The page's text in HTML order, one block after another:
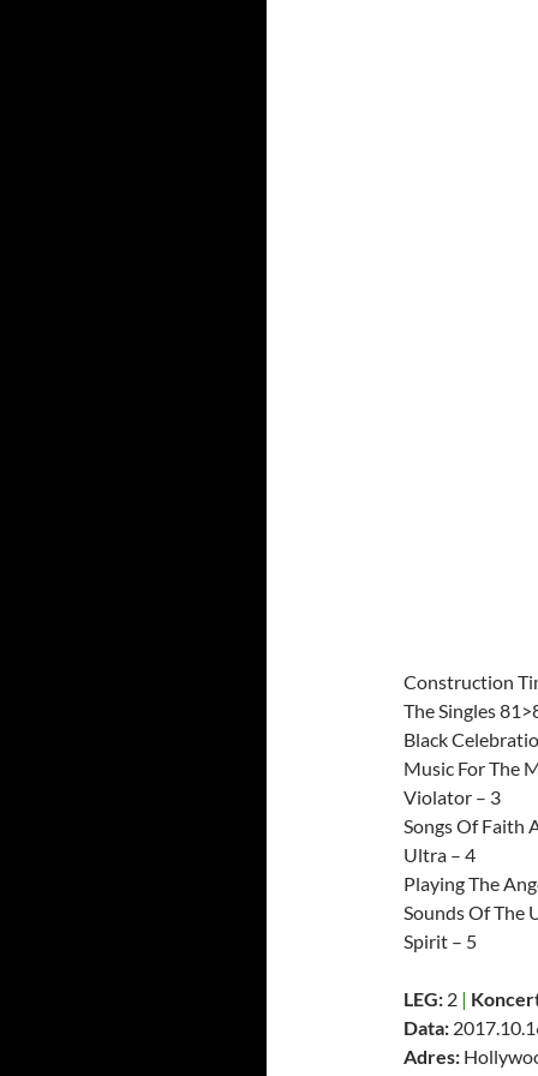
Construction
The Singles
Black
Music For The
Violator – 3
Songs Of Faith
Ultra – 4
Playing The
Sounds Of The
Spirit – 5
LEG: 2 |
Data:
Adres: